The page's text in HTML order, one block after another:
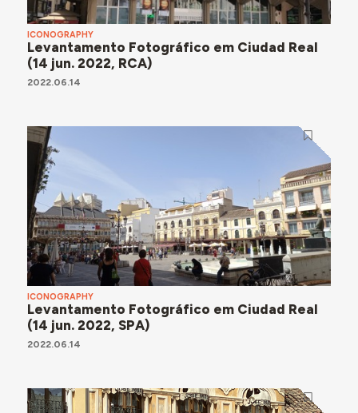
ICONOGRAPHY
Levantamento Fotográfico em Ciudad Real
(14 jun. 2022, RCA)
2022.06.14
ICONOGRAPHY
Levantamento Fotográfico em Ciudad Real
(14 jun. 2022, SPA)
2022.06.14